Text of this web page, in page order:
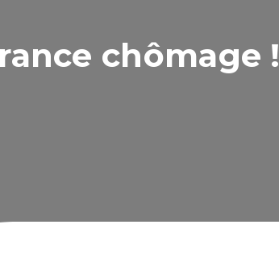
chômage !